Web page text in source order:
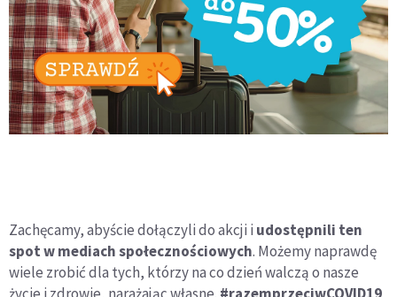
Zachęcamy, abyście dołączyli do akcji i udostępnili ten
spot w mediach społecznościowych. Możemy naprawdę
wiele zrobić dla tych, którzy na co dzień walczą o nasze
życie i zdrowie, narażając własne. #razemprzeciwCOVID19